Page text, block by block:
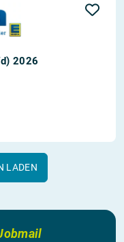
2026
LADEN